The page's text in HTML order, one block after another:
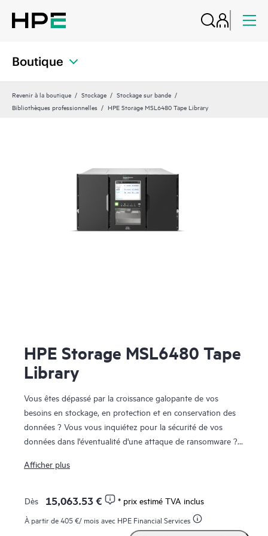
Boutique
Revenir à la boutique Stockage
Stockage sur bande
Bibliothèques professionnelles
HPE Storage MSL6480 Tape Library
HPE Storage MSL6480 Tape
Library
Vous êtes dépassé par la croissance galopante de vos
besoins en stockage, en protection et en conservation des
données ? Vous vous inquiétez pour la sécurité de vos
données dans l'éventualité d'une attaque de ransomware ?
constitue la norme d'excellence pour l'automatisation de
d'évolutivité, une densité et des performances de pointe
pour répondre à vos besoins à court terme en matière de
protection des données et de reprise après sinistre et
Afficher plus
Dès 15,063.53 € * prix estimé TVA inclus
À partir de405 €/ mois avec HPE Financial Services